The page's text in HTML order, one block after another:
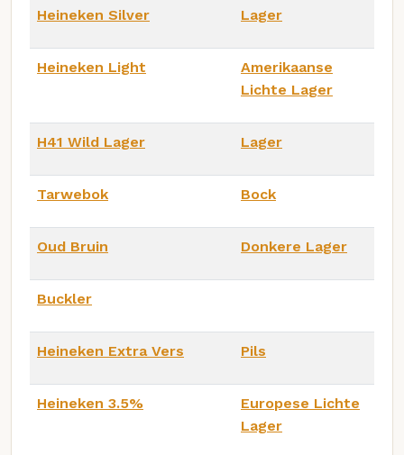
Heineken Silver Lager
Heineken Light
Amerikaanse
Lichte Lager
H41 Wild Lager Lager
Tarwebok Bock
Oud Bruin Donkere Lager
Buckler
Heineken Extra Vers Pils
Heineken 3.5%
Europese Lichte
Lager